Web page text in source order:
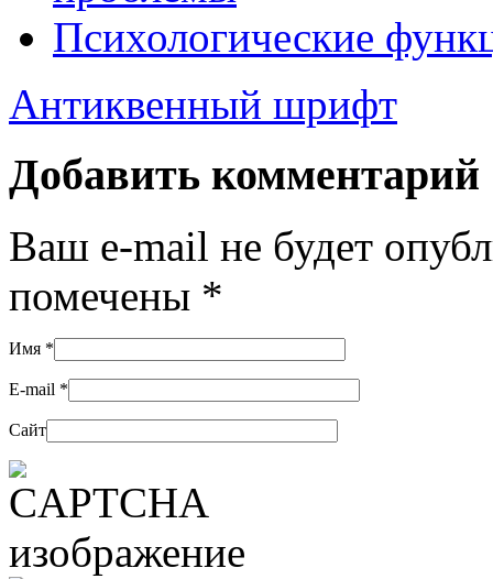
Психологические
Антиквенный шрифт
Добавить комментарий
Ваш e-mail не будет
помечены *
Имя *
E-mail *
Сайт